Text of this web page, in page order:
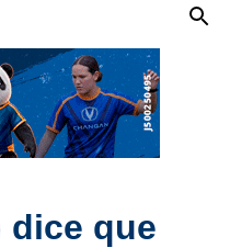
dice que